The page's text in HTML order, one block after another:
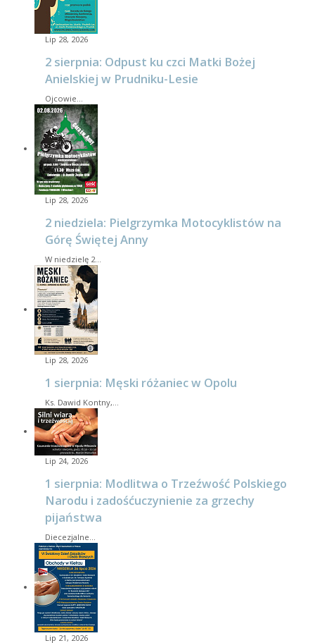
Lip 28, 2026
2 sierpnia: Odpust ku czci Matki Bożej
Anielskiej w Prudniku-Lesie
Ojcowie…
Lip 28, 2026
2 niedziela: Pielgrzymka Motocyklistów na
Górę Świętej Anny
W niedzielę 2…
Lip 28, 2026
1 sierpnia: Męski różaniec w Opolu
Ks. Dawid Kontny,…
Lip 24, 2026
1 sierpnia: Modlitwa o Trzeźwość Polskiego
Narodu i zadośćuczynienie za grzechy
pijaństwa
Diecezjalne…
Lip 21, 2026